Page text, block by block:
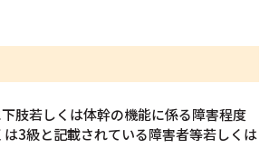
肢若しくは体幹の機能に係る障害程度
3級と記載されている障害者等若しくは